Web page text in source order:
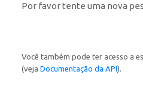
Por favor tente uma nova
Você também pode ter acesso a
(veja Documentação da API).